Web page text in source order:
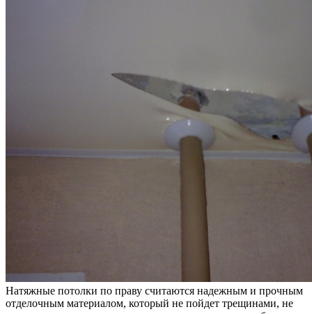
Натяжные потолки по праву считаются надежным и прочным
отделочным материалом, который не пойдет трещинами, не